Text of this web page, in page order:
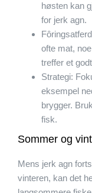
høsten kan
for jerk agn.
ofte mat,
treffer et
Strategi:
eksempel
brygger.
fisk.
Sommer og
Mens jerk agn
vinteren, kan det